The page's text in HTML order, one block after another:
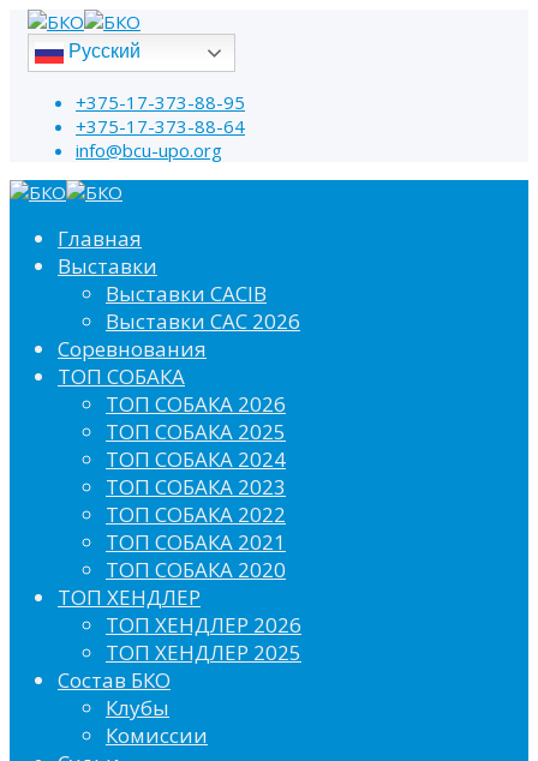
Русский
+375-17-373-88-95
+375-17-373-88-64
info@bcu-upo.org
Главная
Выставки
Выставки CACIB
Выставки САС 2026
Соревнования
ТОП СОБАКА
ТОП СОБАКА 2026
ТОП СОБАКА 2025
ТОП СОБАКА 2024
ТОП СОБАКА 2023
ТОП СОБАКА 2022
ТОП СОБАКА 2021
ТОП СОБАКА 2020
ТОП ХЕНДЛЕР
ТОП ХЕНДЛЕР 2026
ТОП ХЕНДЛЕР 2025
Состав БКО
Клубы
Комиссии